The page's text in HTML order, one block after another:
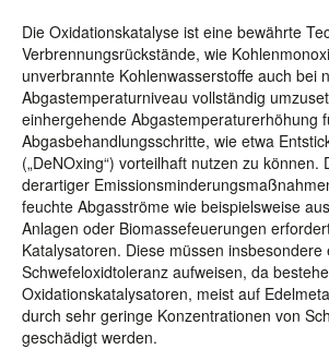
Die Oxidationskatalyse ist eine bewährte
Verbrennungsrückstände, wie
unverbrannte Kohlenwasserstoffe auch bei
Abgastemperaturniveau vollständig
einhergehende Abgastemperaturerhöhung
Abgasbehandlungsschritte, wie etwa
(„DeNOxing“) vorteilhaft nutzen zu können.
derartiger
feuchte Abgasströme wie beispielsweise
Anlagen oder Biomassefeuerungen
Katalysatoren. Diese müssen insbesondere
Schwefeloxidtoleranz aufweisen, da
Oxidationskatalysatoren, meist auf
durch sehr geringe Konzentrationen von
geschädigt werden.